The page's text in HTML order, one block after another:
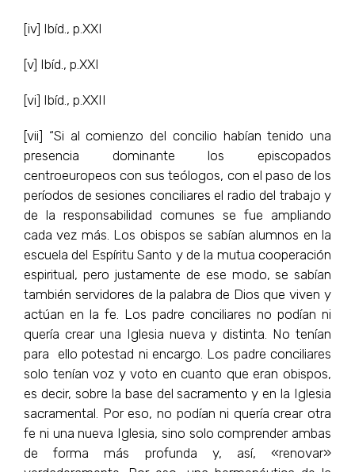
[iv] Ibíd., p.XXI
[v] Ibíd., p.XXI
[vi] Ibíd., p.XXII
[vii] “Si al comienzo del concilio habían tenido una
presencia dominante los episcopados
centroeuropeos con sus teólogos, con el paso de los
períodos de sesiones conciliares el radio del trabajo y
de la responsabilidad comunes se fue ampliando
cada vez más. Los obispos se sabían alumnos en la
escuela del Espíritu Santo y de la mutua cooperación
espiritual, pero justamente de ese modo, se sabían
también servidores de la palabra de Dios que viven y
actúan en la fe. Los padre conciliares no podían ni
quería crear una Iglesia nueva y distinta. No tenían
para ello potestad ni encargo. Los padre conciliares
solo tenían voz y voto en cuanto que eran obispos,
es decir, sobre la base del sacramento y en la Iglesia
sacramental. Por eso, no podían ni quería crear otra
fe ni una nueva Iglesia, sino solo comprender ambas
de forma más profunda y, así, «renovar»